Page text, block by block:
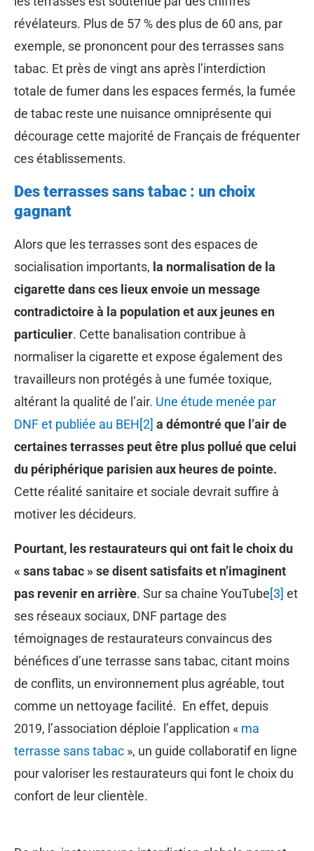
révélateurs. Plus de 57 % des plus de 60 ans, par
exemple, se prononcent pour des terrasses sans
tabac. Et près de vingt ans après l’interdiction
totale de fumer dans les espaces fermés, la fumée
de tabac reste une nuisance omniprésente qui
décourage cette majorité de Français de fréquenter
ces établissements.
Des terrasses sans tabac : un choix
gagnant
Alors que les terrasses sont des espaces de
socialisation importants, la normalisation de la
cigarette dans ces lieux envoie un message
contradictoire à la population et aux jeunes en
particulier. Cette banalisation contribue à
normaliser la cigarette et expose également des
travailleurs non protégés à une fumée toxique,
altérant la qualité de l’air. Une étude menée par
DNF et publiée au BEH[2] a démontré que l’air de
certaines terrasses peut être plus pollué que celui
du périphérique parisien aux heures de pointe.
Cette réalité sanitaire et sociale devrait suffire à
motiver les décideurs.
Pourtant, les restaurateurs qui ont fait le choix du
« sans tabac » se disent satisfaits et n’imaginent
pas revenir en arrière. Sur sa chaîne YouTube[3] et
ses réseaux sociaux, DNF partage des
témoignages de restaurateurs convaincus des
bénéfices d’une terrasse sans tabac, citant moins
de conflits, un environnement plus agréable, tout
comme un nettoyage facilité. En effet, depuis
2019, l’association déploie l’application « ma
terrasse sans tabac », un guide collaboratif en ligne
pour valoriser les restaurateurs qui font le choix du
confort de leur clientèle.